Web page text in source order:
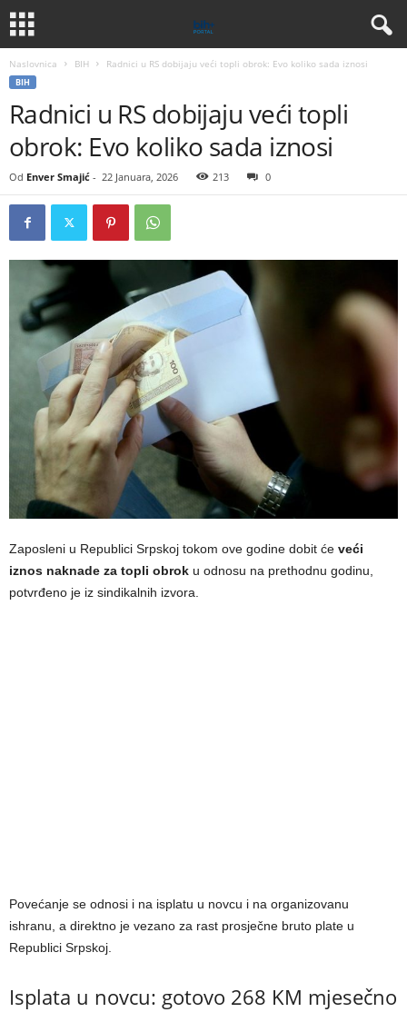
Naslovnica BIH Radnici u RS dobijaju veći topli obrok: Evo koliko sada iznosi
BIH
Radnici u RS dobijaju veći topli
obrok: Evo koliko sada iznosi
Od Enver Smajić - 22 Januara, 2026 213 0
Zaposleni u Republici Srpskoj tokom ove godine dobit će veći
iznos naknade za topli obrok u odnosu na prethodnu godinu,
potvrđeno je iz sindikalnih izvora.
Povećanje se odnosi i na isplatu u novcu i na organizovanu
ishranu, a direktno je vezano za rast prosječne bruto plate u
Republici Srpskoj.
Isplata u novcu: gotovo 268 KM mjesečno